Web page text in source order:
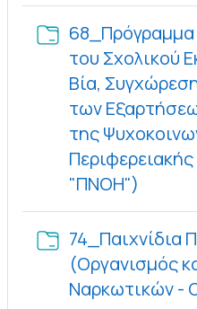
68_Πρόγραμμα
του Σχολικού
Βία,
των
της
"ΠΝΟΗ")
74_Παιχνίδια
(Οργανισμός
Ναρκωτικών -